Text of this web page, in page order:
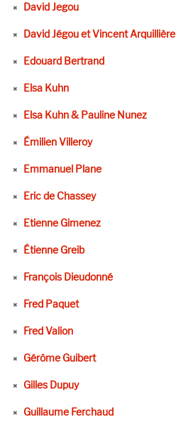
David Jegou
David Jégou et Vincent Arquillière
Edouard Bertrand
Elsa Kuhn
Elsa Kuhn & Pauline Nunez
Émilien Villeroy
Emmanuel Plane
Eric de Chassey
Etienne Gimenez
Étienne Greib
François Dieudonné
Fred Paquet
Fred Valion
Gérôme Guibert
Gilles Dupuy
Guillaume Ferchaud